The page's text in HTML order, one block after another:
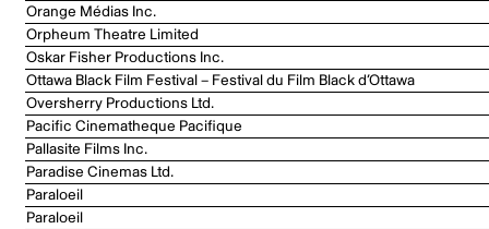
Orange Médias Inc.
Orpheum Theatre Limited
Oskar Fisher Productions Inc.
Ottawa Black Film Festival – Festival du Film Black d’Ottawa
Oversherry Productions Ltd.
Pacific Cinematheque Pacifique
Pallasite Films Inc.
Paradise Cinemas Ltd.
Paraloeil
Paraloeil